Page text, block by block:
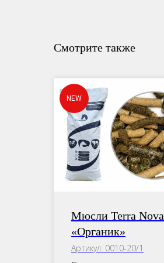
Смотрите также
NEW
Мюсли Terra Nova
«Органик»
Артикул: 0010-20/1